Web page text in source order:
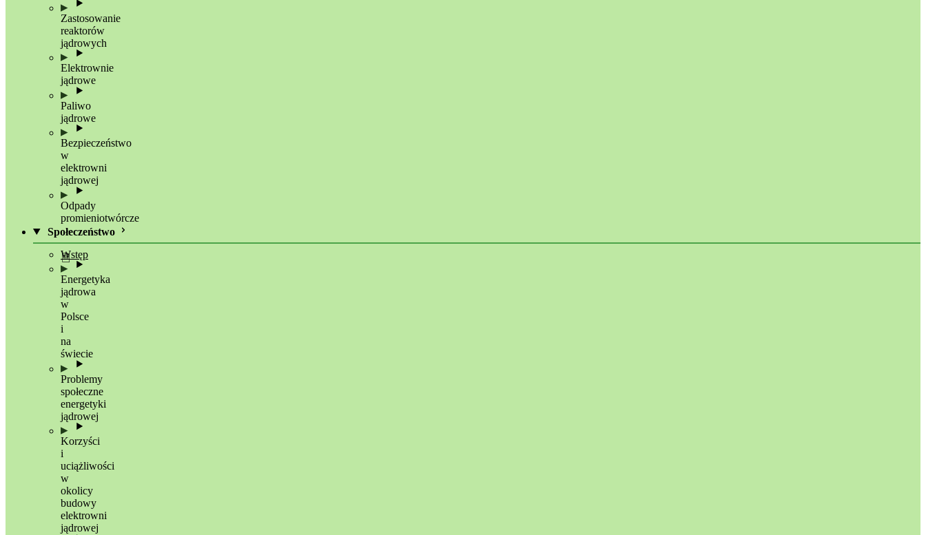
Zastosowanie
reaktorów
jądrowych
Elektrownie
jądrowe
Paliwo
jądrowe
Bezpieczeństwo
w
elektrowni
jądrowej
Odpady
promieniotwórcze
Społeczeństwo
Wstęp
Energetyka
jądrowa
w
Polsce
i
na
świecie
Problemy
społeczne
energetyki
jądrowej
Korzyści
i
uciążliwości
w
okolicy
budowy
elektrowni
jądrowej